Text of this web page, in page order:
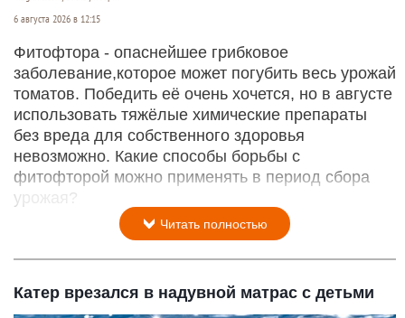
6 августа 2026 в 12:15
Фитофтора - опаснейшее грибковое
заболевание,которое может погубить весь урожай
томатов. Победить её очень хочется, но в августе
использовать тяжёлые химические препараты
без вреда для собственного здоровья
невозможно. Какие способы борьбы с
фитофторой можно применять в период сбора
урожая?
Читать полностью
Катер врезался в надувной матрас с детьми